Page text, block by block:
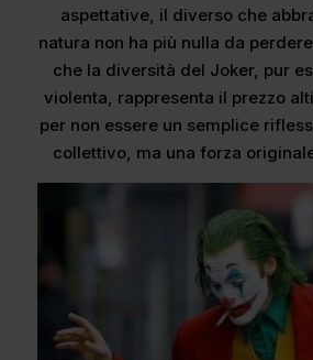
aspettative, il diverso che
natura non ha più nulla da
che la diversità del Joker, pur
violenta, rappresenta il prezzo
per non essere un semplice
collettivo, ma una forza